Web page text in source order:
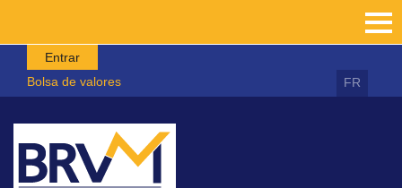
Passar para o conteúdo principal
Entrar
Bolsa de valores
FR